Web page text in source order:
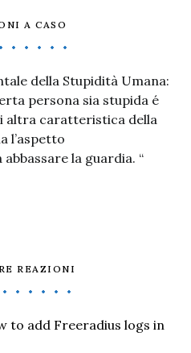
A CASO
della Stupidità Umana:
persona sia stupida é
altra caratteristica della
l’aspetto
la guardia. “
REAZIONI
to add Freeradius logs in